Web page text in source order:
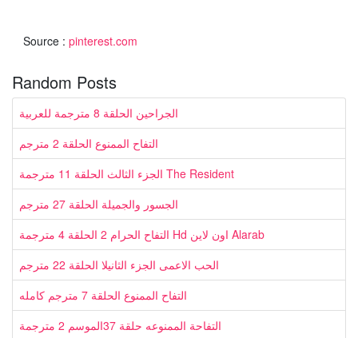
Source : pinterest.com
Random Posts
الجراحين الحلقة 8 مترجمة للعربية
التفاح الممنوع الحلقة 2 مترجم
الجزء الثالث الحلقة 11 مترجمة The Resident
الجسور والجميلة الحلقة 27 مترجم
التفاح الحرام 2 الحلقة 4 مترجمة Hd اون لاين Alarab
الحب الاعمى الجزء الثانيلا الحلقة 22 مترجم
التفاح الممنوع الحلقة 7 مترجم كامله
التفاحة الممنوعه حلقة 37الموسم 2 مترجمة